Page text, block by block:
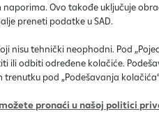
Ovo takođe uključuje
preneti podatke u SAD.
nisu tehnički neophodni. Pod
ili odbiti određene kolačiće.
pod „Podešavanja
pronaći u našoj politici